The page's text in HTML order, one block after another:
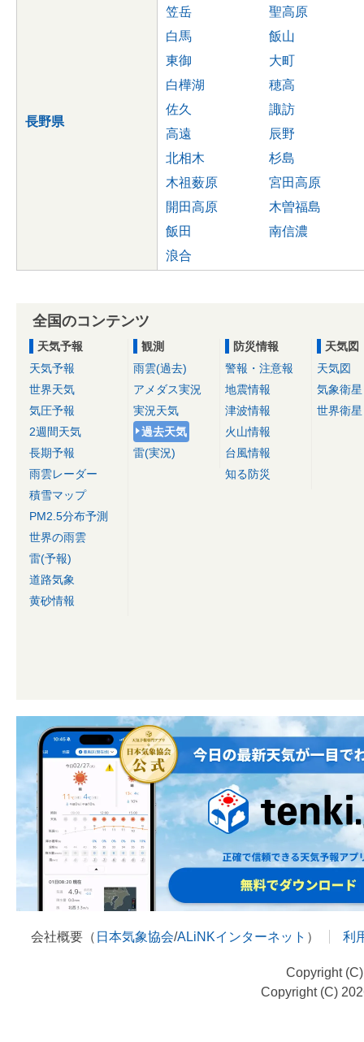
長野県
笠岳
聖高原
白馬
飯山
東御
大町
白樺湖
穂高
佐久
諏訪
高遠
辰野
北相木
杉島
木祖薮原
宮田高原
開田高原
木曽福島
飯田
南信濃
浪合
全国のコンテンツ
天気予報
天気予報
世界天気
気圧予報
2週間天気
長期予報
雨雲レーダー
積雪マップ
PM2.5分布予測
世界の雨雲
雷(予報)
道路気象
黄砂情報
観測
雨雲(過去)
アメダス実況
実況天気
過去天気
雷(実況)
防災情報
警報・注意報
地震情報
津波情報
火山情報
台風情報
知る防災
天気図
天気図
気象衛星
世界衛星
会社概要（ 日本気象協会/ALiNKインターネット ） 利
Copyright
Copyright (C)